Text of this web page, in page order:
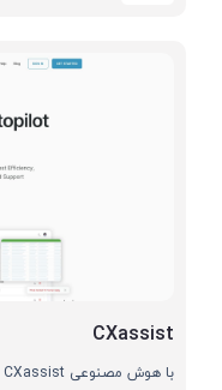
CXassist